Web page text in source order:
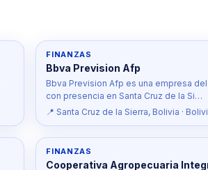
FINANZAS
Bbva Prevision Afp
Bbva Prevision Afp es una empresa
con presencia en Santa Cruz de la Si…
📍 Santa Cruz de la Sierra, Bolivia ·
FINANZAS
Cooperativa Agropecuaria